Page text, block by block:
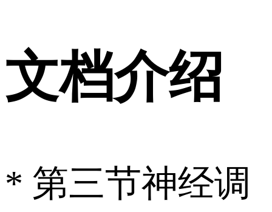
文档介绍
* 第三节 神经调